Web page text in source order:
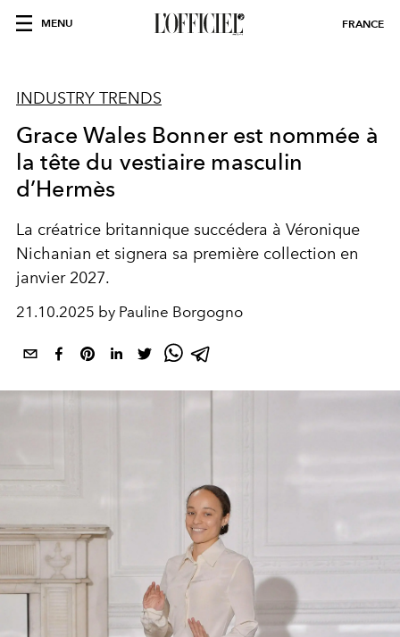
MENU FRANCE
INDUSTRY TRENDS
Grace Wales Bonner est nommée à
la tête du vestiaire masculin
d’Hermès
La créatrice britannique succédera à Véronique
Nichanian et signera sa première collection en
janvier 2027.
21.10.2025 by Pauline Borgogno